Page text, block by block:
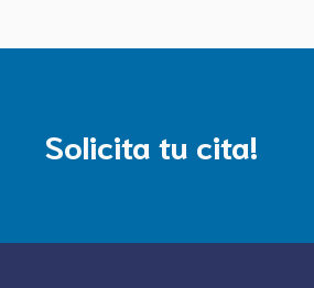
Solicita tu cita!